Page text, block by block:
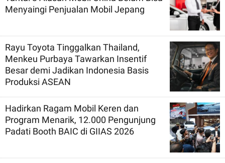
Menyaingi Penjualan Mobil Jepang
Rayu Toyota Tinggalkan Thailand,
Menkeu Purbaya Tawarkan Insentif
Besar demi Jadikan Indonesia Basis
Produksi ASEAN
Hadirkan Ragam Mobil Keren dan
Program Menarik, 12.000 Pengunjung
Padati Booth BAIC di GIIAS 2026